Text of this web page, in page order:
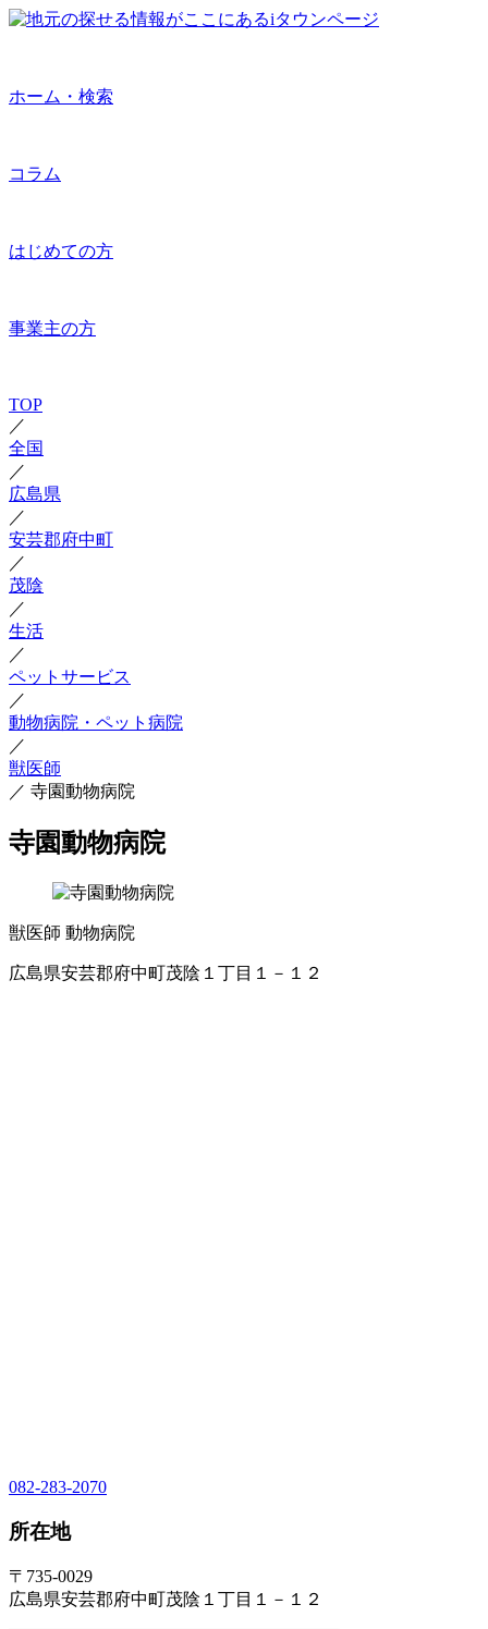
ホーム・検索
コラム
はじめての方
事業主の方
TOP
／
全国
／
広島県
／
安芸郡府中町
／
茂陰
／
生活
／
ペットサービス
／
動物病院・ペット病院
／
獣医師
／ 寺園動物病院
寺園動物病院
獣医師 動物病院
広島県安芸郡府中町茂陰１丁目１－１２
082-283-2070
所在地
〒735-0029
広島県安芸郡府中町茂陰１丁目１－１２